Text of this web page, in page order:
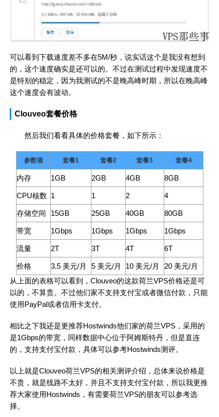
可以看到下载速度差不多在5M/秒，说实话这个是我没有想到
的，这个速度确实是还可以的。不过在测试过程中发现速度不
是特别的稳定，因为我测试的不是晚高峰时期，所以在晚高峰
这个速度会有波动。
Clouveo套餐价格
然后我们看看具体的价格套餐，如下所示：
参数项 套餐1 套餐2 套餐3 套餐4
内存 1GB 2GB 4GB 8GB
CPU核数 1 1 2 4
存储空间 15GB 25GB 40GB 80GB
带宽 1Gbps 1Gbps 1Gbps 1Gbps
流量 2T 3T 4T 6T
价格 3.5 美元/月 5 美元/月 10 美元/月
20 美元/月
从上面的表格可以看到，Clouveo的这款荷兰VPS价格还是可
以的，不算贵。不过他们家不支持支付宝或者微信付款，只能
使用PayPal或者信用卡支付。
相比之下我还是更推荐Hostwinds他们家的荷兰VPS，采用的
是1Gbps的带宽，同样数据中心位于阿姆斯特丹，但是直连
的，支持支付宝付款，具体可以参考Hostwinds测评。
以上就是Clouveo荷兰VPS的相关测评介绍，总体来说价格是
不贵，就是线路不太好，并且不支持支付宝付款，所以我更推
荐大家使用Hostwinds，有需要荷兰VPS的朋友可以参考选
择。